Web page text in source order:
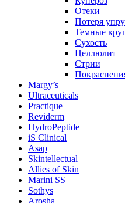
Отеки
Потеря
Темные
Сухость
Целлюлит
Стрии
Margy’s
Ultraceuticals
Practique
Reviderm
HydroPeptide
iS Clinical
Asap
Skintellectual
Allies of Skin
Marini SS
Sothys
Arosha